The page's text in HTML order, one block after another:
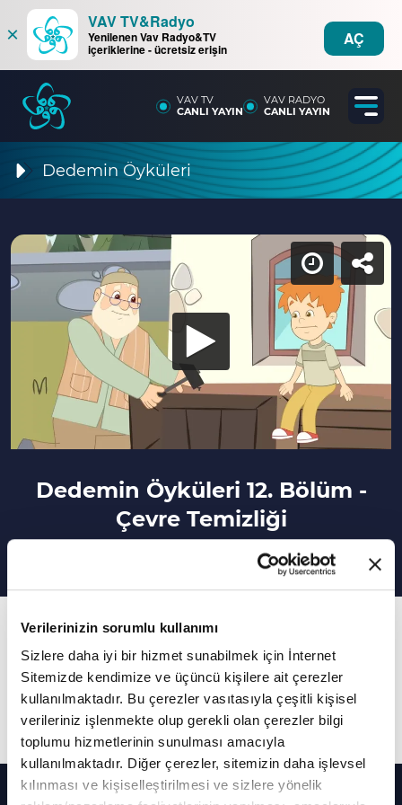
Verilerinizin sorumlu kullanımı
Sizlere daha iyi bir hizmet sunabilmek için İnternet
Sitemizde kendimize ve üçüncü kişilere ait çerezler
kullanılmaktadır. Bu çerezler vasıtasıyla çeşitli kişisel
verileriniz işlenmekte olup gerekli olan çerezler bilgi
toplumu hizmetlerinin sunulması amacıyla
kullanılmaktadır. Diğer çerezler, sitemizin daha işlevsel
kılınması ve kişiselleştirilmesi ve sizlere yönelik
×
VAV TV&Radyo
Yenilenen Vav Radyo&TV
içeriklerine - ücretsiz erişin
AÇ
VAV TV
CANLI YAYIN
VAV RADYO
CANLI YAYIN
Dedemin Öyküleri
Dedemin Öyküleri 12. Bölüm -
Çevre Temizliği
12. Bölüm
Her bölümde farklı bir hikayenin anlatıldığı
Dedemin Öyküleri'nin bu bölümünde "Çevre
Temizliği" kavramı açıklanıyor.
Diğer Bölümler